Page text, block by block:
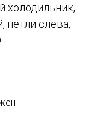
холодильник,
петли слева,